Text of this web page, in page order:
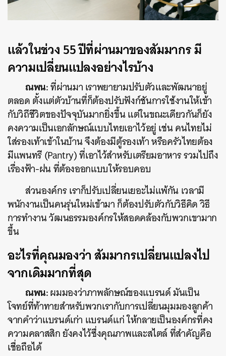
แล้วในช่วง 55 ปีที่ผ่านมาของสัมมากร มี
ความเปลี่ยนแปลงอย่างไรบ้าง
ณพน:ที่ผ่านมา เราพยายามปรับตัวและพัฒนาอยู่
ตลอด ตั้งแต่ตัวบ้านที่ก็ต้องปรับฟังก์ชันการใช้งานให้เข้า
กับวิถีชีวิตของปัจจุบันมากยิ่งขึ้น แต่ในขณะเดียวกันก็ยัง
คงความเป็นเอกลักษณ์แบบไทยเอาไว้อยู่ เช่น คนไทยไม่
ใส่รองเท้าเข้าในบ้าน จึงต้องมีตู้รองเท้า หรือครัวไทยต้อง
มีแพนทรี (Pantry) ที่เอาไว้สำหรับเตรียมอาหาร รวมไปถึง
เรื่องฟ้า-ฝน ที่ต้องออกแบบให้รอบคอบ
ส่วนองค์กร เราก็ปรับเปลี่ยนเยอะไม่แพ้กัน เวลามี
พนักงานเป็นคนรุ่นใหม่เข้ามา ก็ต้องปรับตัวกับวิธีคิด วิธี
การทำงาน วัฒนธรรมองค์กรให้สอดคล้องกับพวกเขามาก
ขึ้น
อะไรที่คุณมองว่า สัมมากรเปลี่ยนแปลงไป
จากเดิมมากที่สุด
ณพน:ผมมองว่าภาพลักษณ์ของแบรนด์ มันเป็น
โจทย์ที่ท้าทายสำหรับพวกเรากับการเปลี่ยนมุมมองลูกค้า
จากคำว่าแบรนด์เก่า แบรนด์แก่ ให้กลายเป็นองค์กรที่คง
ความคลาสสิก ยังคงไว้ซึ่งคุณภาพและสไตล์ ที่สำคัญคือ
เชื่อถือได้